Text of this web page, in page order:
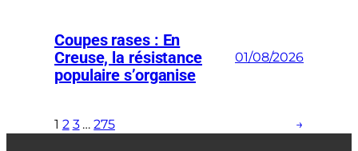
Coupes rases : En
Creuse, la résistance
populaire s’organise
01/08/2026
1 2 3 … 275 →